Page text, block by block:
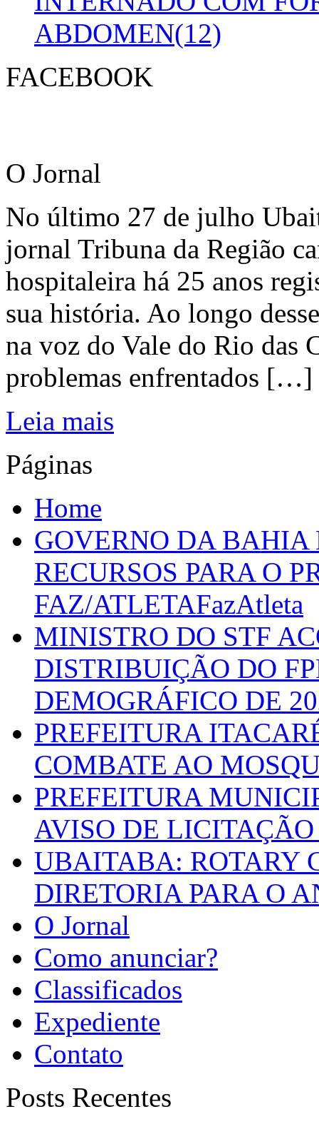
ABDOMEN(12)
FACEBOOK
O Jornal
No último 27 de julho
jornal Tribuna da Região
hospitaleira há 25 anos
sua história. Ao longo
na voz do Vale do Rio das
problemas enfrentados […]
Leia mais
Páginas
Home
GOVERNO DA
RECURSOS PARA O
FAZ/ATLETAFazAtleta
MINISTRO DO STF
DISTRIBUIÇÃO DO
DEMOGRÁFICO DE
PREFEITURA
COMBATE AO
PREFEITURA
AVISO DE LICITAÇÃO
UBAITABA: ROTARY
DIRETORIA PARA O
O Jornal
Como anunciar?
Classificados
Expediente
Contato
Posts Recentes